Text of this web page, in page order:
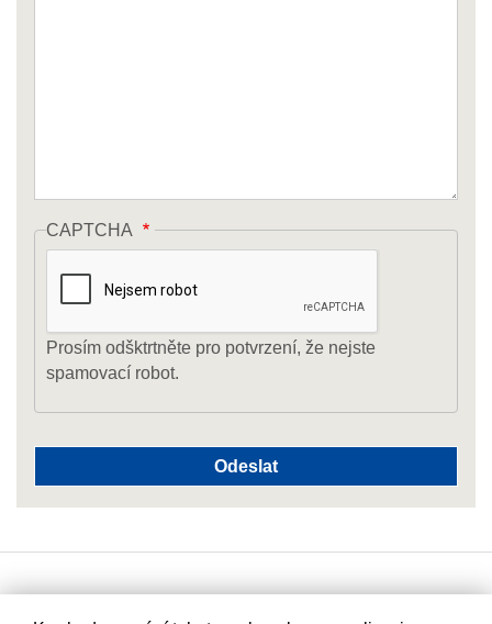
CAPTCHA
Prosím odšktrtněte pro potvrzení, že nejste
spamovací robot.